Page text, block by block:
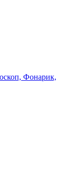
Фонарик,